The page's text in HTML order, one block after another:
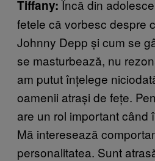
Tiffany: Încă din
fetele că vorbesc despre
Johnny Depp și cum se
se masturbează, nu
am putut înțelege
oamenii atrași de fețe.
are un rol important când
Mă interesează
personalitatea. Sunt